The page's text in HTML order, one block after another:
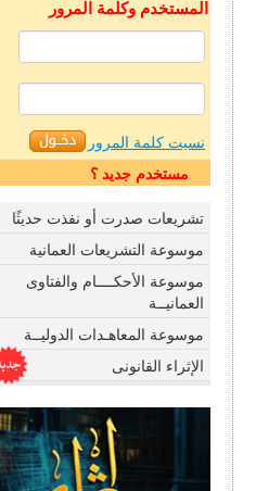
المستخدم وكلمة المرور
نسيت كلمة المرور
مستخدم جديد ؟
تشريعات صدرت أو نفذت حديثًا
موسوعة التشريعات العمانية
موسوعة الأحكــــام والفتاوى
العمانيــة
موسوعة المعاهـدات الدوليــة
الإثراء القانونى